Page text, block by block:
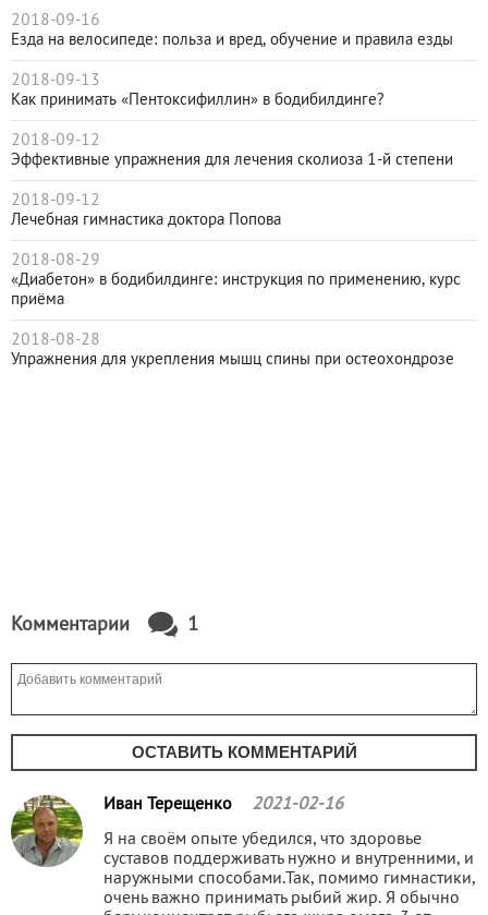
2018-09-16
Езда на велосипеде: польза и вред, обучение и правила езды
2018-09-13
Как принимать «Пентоксифиллин» в бодибилдинге?
2018-09-12
Эффективные упражнения для лечения сколиоза 1-й степени
2018-09-12
Лечебная гимнастика доктора Попова
2018-08-29
«Диабетон» в бодибилдинге: инструкция по применению, курс
приёма
2018-08-28
Упражнения для укрепления мышц спины при остеохондрозе
Комментарии 1
ОСТАВИТЬ КОММЕНТАРИЙ
Иван Терещенко 2021-02-16
Я на своём опыте убедился, что здоровье
суставов поддерживать нужно и внутренними, и
наружными способами.Так, помимо гимнастики,
очень важно принимать рыбий жир. Я обычно